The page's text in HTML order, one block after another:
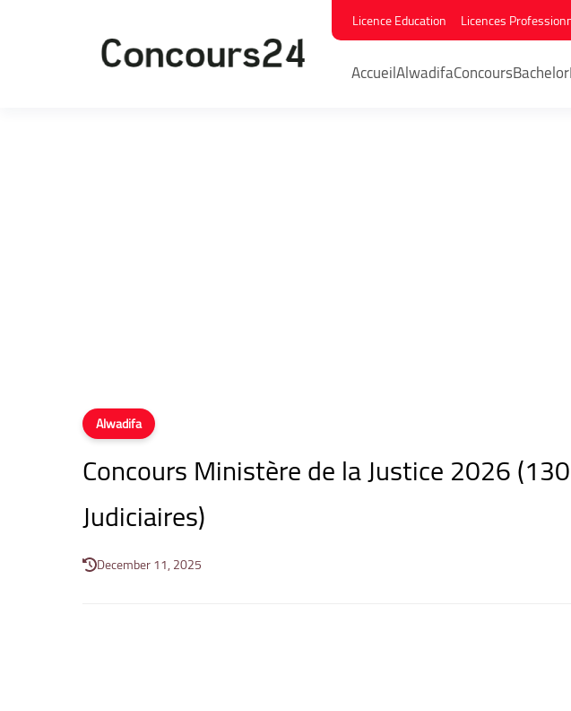
Licence Education Licences
AccueilAlwadifaConcoursBachelor
Alwadifa
Concours Ministère de la Justice 2026
Judiciaires)
December 11, 2025